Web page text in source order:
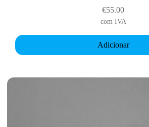
€55.00
com IVA
Adicionar